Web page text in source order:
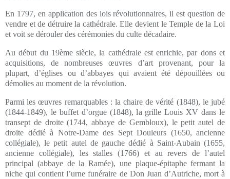
En 1797, en application des lois révolutionnaires, il est question de
vendre et de détruire la cathédrale. Elle devient le Temple de la Loi
et voit se dérouler des cérémonies du culte décadaire.
Au début du 19ème siècle, la cathédrale est enrichie, par dons et
acquisitions, de nombreuses œuvres d’art provenant, pour la
plupart, d’églises ou d’abbayes qui avaient été dépouillées ou
démolies au moment de la révolution.
Parmi les œuvres remarquables : la chaire de vérité (1848), le jubé
(1844-1849), le buffet d’orgue (1848), la grille Louis XV dans le
transept de droite (1744, abbaye de Gembloux), le petit autel de
droite dédié à Notre-Dame des Sept Douleurs (1650, ancienne
collégiale), le petit autel de gauche dédié à Saint-Aubain (1655,
ancienne collégiale), les stalles (1766) et au revers de l’autel
principal (abbaye de la Ramée), une plaque-épitaphe fermant la
niche qui contient l’urne funéraire de Don Juan d’Autriche, mort à